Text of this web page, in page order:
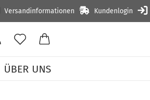
Kundenlogin
Versandinformationen
ÜBER UNS